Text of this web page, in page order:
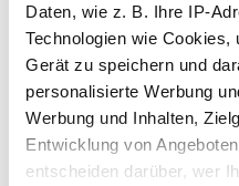
Daten, wie z. B. Ihre IP-
Technologien wie
Gerät zu speichern und
personalisierte Werbung
Werbung und Inhalten,
Entwicklung von
entscheiden darüber, wer